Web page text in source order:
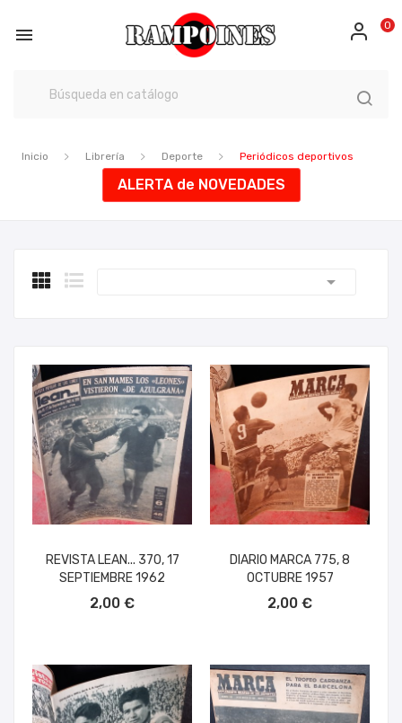
 0
Inicio Librería Deporte Periódicos deportivos
ALERTA de NOVEDADES

REVISTA LEAN... 370, 17
SEPTIEMBRE 1962
2,00 €
DIARIO MARCA 775, 8
OCTUBRE 1957
2,00 €